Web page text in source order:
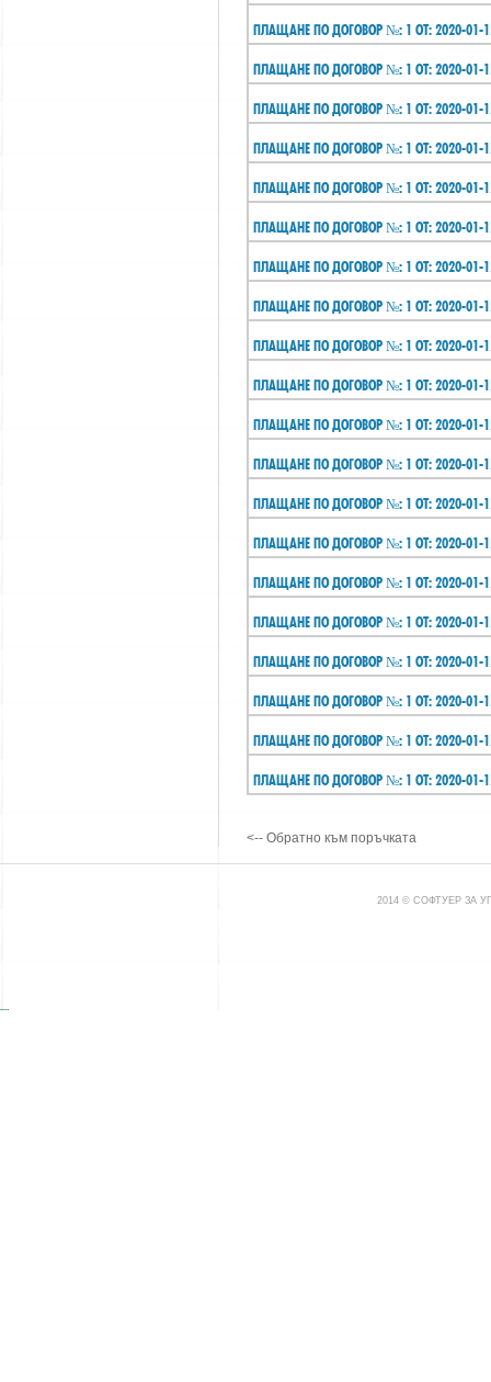
ПЛАЩАНЕ ПО ДОГОВОР №: 1 ОТ: 2020-01-
ПЛАЩАНЕ ПО ДОГОВОР №: 1 ОТ: 2020-01-
ПЛАЩАНЕ ПО ДОГОВОР №: 1 ОТ: 2020-01-
ПЛАЩАНЕ ПО ДОГОВОР №: 1 ОТ: 2020-01-
ПЛАЩАНЕ ПО ДОГОВОР №: 1 ОТ: 2020-01-
ПЛАЩАНЕ ПО ДОГОВОР №: 1 ОТ: 2020-01-
ПЛАЩАНЕ ПО ДОГОВОР №: 1 ОТ: 2020-01-
ПЛАЩАНЕ ПО ДОГОВОР №: 1 ОТ: 2020-01-
ПЛАЩАНЕ ПО ДОГОВОР №: 1 ОТ: 2020-01-
ПЛАЩАНЕ ПО ДОГОВОР №: 1 ОТ: 2020-01-
ПЛАЩАНЕ ПО ДОГОВОР №: 1 ОТ: 2020-01-
ПЛАЩАНЕ ПО ДОГОВОР №: 1 ОТ: 2020-01-
ПЛАЩАНЕ ПО ДОГОВОР №: 1 ОТ: 2020-01-
ПЛАЩАНЕ ПО ДОГОВОР №: 1 ОТ: 2020-01-
ПЛАЩАНЕ ПО ДОГОВОР №: 1 ОТ: 2020-01-
ПЛАЩАНЕ ПО ДОГОВОР №: 1 ОТ: 2020-01-
ПЛАЩАНЕ ПО ДОГОВОР №: 1 ОТ: 2020-01-
ПЛАЩАНЕ ПО ДОГОВОР №: 1 ОТ: 2020-01-
ПЛАЩАНЕ ПО ДОГОВОР №: 1 ОТ: 2020-01-
ПЛАЩАНЕ ПО ДОГОВОР №: 1 ОТ: 2020-01-
<-- Обратно към поръчката
2014 © СОФТУЕР ЗА